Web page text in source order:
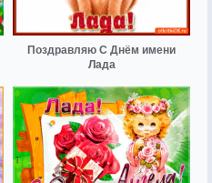
Поздравляю С Днём имени
Лада